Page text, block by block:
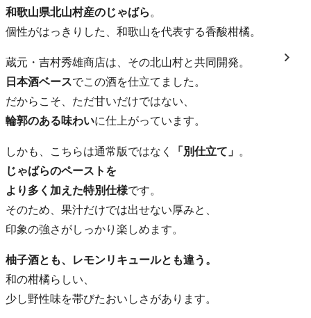
和歌山県北山村産のじゃばら 。
個性がはっきりした、和歌山を代表する香酸柑橘。
蔵元・吉村秀雄商店は、その北山村と共同開発。
日本酒ベースでこの酒を仕立てました。
だからこそ、ただ甘いだけではない、
輪郭のある味わいに仕上がっています。
しかも、こちらは通常版ではなく 「別仕立て」 。
じゃばらのペーストを
より多く加えた特別仕様です。
そのため、果汁だけでは出せない厚みと、
印象の強さがしっかり楽しめます。
柚子酒とも、レモンリキュールとも違う。
和の柑橘らしい、
少し野性味を帯びたおいしさがあります。